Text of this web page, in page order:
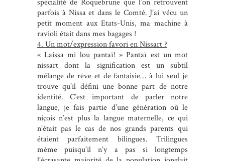
parfois à Nissa et dans le Comté. J’ai vécu un
petit moment aux Etats-Unis, ma machine à
ravioli était dans mes bagages !
4. Un mot/expression favori en Nissart ?
« Laissa mi lou pantaï! » Pantaï est un mot
nissart dont la signification est un subtil
mélange de rêve et de fantaisie… à lui seul je
trouve qu’il défini une bonne part de notre
identité. C’est important de parler notre
langue, je fais partie d’une génération où le
niçois n’est plus la langue maternelle, ce qui
n’était pas le cas de nos grands parents qui
étaient parfaitement bilingues. Trilingues
même puisqu’il n’y a pas si longtemps